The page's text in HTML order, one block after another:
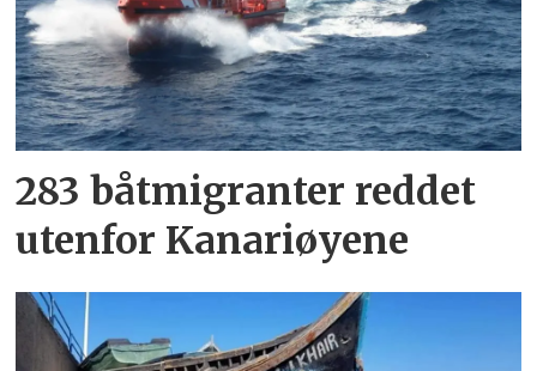
283 båtmigranter reddet
utenfor Kanariøyene